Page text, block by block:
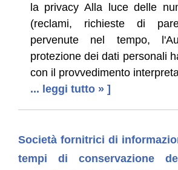
la privacy Alla luce delle
(reclami, richieste di
pervenute nel tempo,
protezione dei dati personali
con il provvedimento
... leggi tutto » ]
Società fornitrici di
tempi di conservazione